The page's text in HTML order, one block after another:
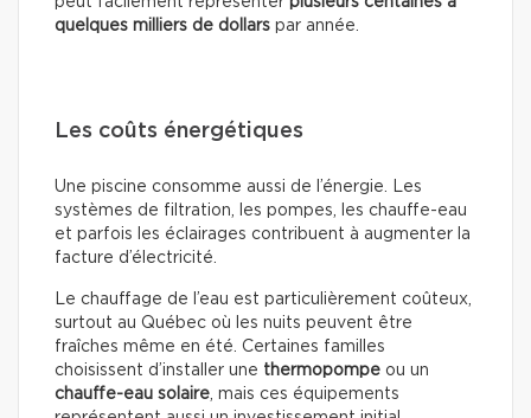
quelques milliers de dollars par année.
Les coûts énergétiques
Une piscine consomme aussi de l’énergie. Les
systèmes de filtration, les pompes, les chauffe-eau
et parfois les éclairages contribuent à augmenter la
facture d’électricité.
Le chauffage de l’eau est particulièrement coûteux,
surtout au Québec où les nuits peuvent être
fraîches même en été. Certaines familles
choisissent d’installer une thermopompe ou un
chauffe-eau solaire, mais ces équipements